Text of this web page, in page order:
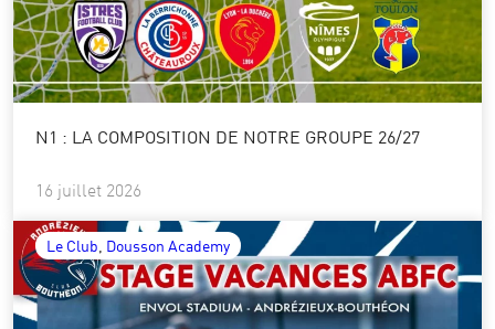
N1 : LA COMPOSITION DE NOTRE GROUPE 26/27
16 juillet 2026
Le Club Dousson Academy